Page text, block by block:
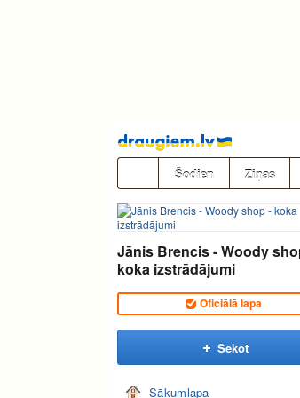
Pāriet
uz
saturu
Šodien Ziņas
Jānis Brencis - Woody
koka izstrādājumi
Oficiālā lapa
Sekot
Sākumlapa